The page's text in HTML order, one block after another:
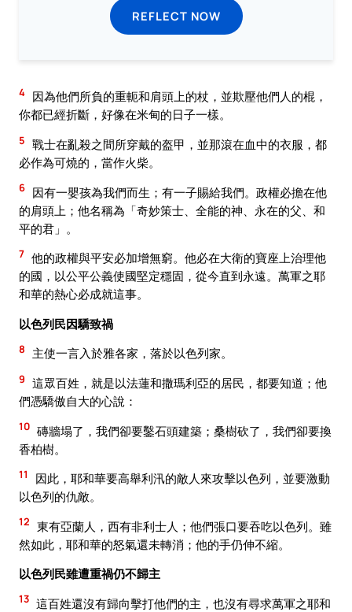
REFLECT NOW
4 因為他們所負的重軛和肩頭上的杖，並欺壓他們人的棍，
你都已經折斷，好像在米甸的日子一樣。
5 戰士在亂殺之間所穿戴的盔甲，並那滾在血中的衣服，都
必作為可燒的，當作火柴。
6 因有一嬰孩為我們而生；有一子賜給我們。政權必擔在他
的肩頭上；他名稱為「奇妙策士、全能的神、永在的父、和
平的君」。
7 他的政權與平安必加增無窮。他必在大衛的寶座上治理他
的國，以公平公義使國堅定穩固，從今直到永遠。萬軍之耶
和華的熱心必成就這事。
以色列民因驕致禍
8 主使一言入於雅各家，落於以色列家。
9 這眾百姓，就是以法蓮和撒瑪利亞的居民，都要知道；他
們憑驕傲自大的心說：
10 磚牆塌了，我們卻要鑿石頭建築；桑樹砍了，我們卻要換
香柏樹。
11
因此，耶和華要高舉利汛的敵人來攻擊以色列，並要激動
以色列的仇敵。
12 東有亞蘭人，西有非利士人；他們張口要吞吃以色列。雖
然如此，耶和華的怒氣還未轉消；他的手仍伸不縮。
以色列民雖遭重禍仍不歸主
13 這百姓還沒有歸向擊打他們的主，也沒有尋求萬軍之耶和